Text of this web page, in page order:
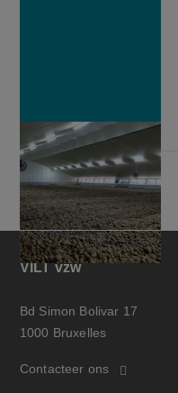
VILT vzw
Bd Simon Bolivar 17
1000 Bruxelles
Contacteer ons